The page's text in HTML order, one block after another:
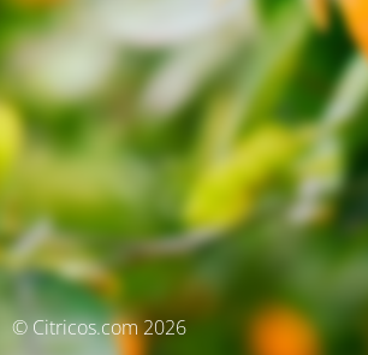
© Citricos.com 2026